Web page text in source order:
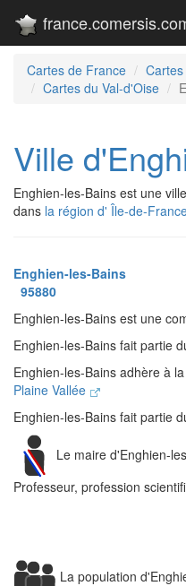
Cartes de France
Cartes du Val-d'Oise
Ville
Enghien-les-Bains est une
dans la région d' Île-de-
Enghien-les-Bains
95880
Enghien-les-Bains est une
Enghien-les-Bains fait partie
Enghien-les-Bains adhère à la
Plaine Vallée
Enghien-les-Bains fait partie
Le maire d'Enghien-
Professeur, profession
La population